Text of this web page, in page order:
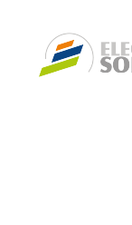
content